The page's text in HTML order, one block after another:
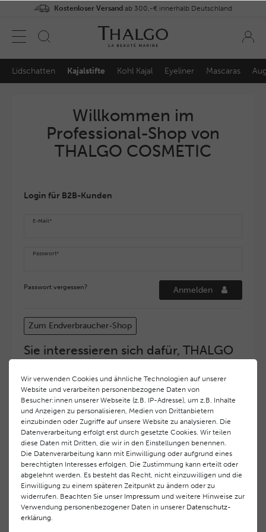
Kostenloser Versand ab 300,-€ innerhalb Deutschland
Lidschatten Eyeliner
Kajalstifte Kohl Kajal Mascaras
Willkommen im
Professional-Shop von
THALGO COSMETIC
Login für B2B-Kunden
E-Mail*
Passwort*
Passwort vergessen? Anmelden
Zum Endverbraucher-Shop
Sie interessieren sich dafür, THALGO
COSMETIC Partner und Depositär zu
werden?
Hohe Servicequalität und ein exzellentes Markenimage
haben bei
THALGO COSMETIC oberste Priorität.
Anspruchsvollen Endverbrauchern möchten wir ein
hohes Qualitätsniveau und gleichzeitig eine
überdurchschnittliche Behandlungs- und Serviceleistung
gewährleisten. Deshalb haben wir ein selektives
Vertriebssystem eingeführt. THALGO COSMETICPartner
werden auf diese Weise wirtschaftlich unterstützt,
während Endverbrauchern eine stets gleichbleibend hohe
Dienstleistungsqualität und ein innovatives Produkt- und
Behandlungsprogramm geboten wird.
Wir verwenden Cookies und ähnliche Technologien auf unserer
Website und verarbeiten personenbezogene Daten von
Besucher:innen unserer Webseite (z.B. IP-Adresse), um z.B. Inhalte
und Anzeigen zu personalisieren, Medien von Drittanbietern
einzubinden oder Zugriffe auf unsere Website zu analysieren. Die
Datenverarbeitung erfolgt erst durch gesetzte Cookies. Wir teilen
diese Daten mit Dritten, die wir in den Einstellungen benennen.
Die Datenverarbeitung kann mit Einwilligung oder aufgrund eines
berechtigten Interesses erfolgen. Die Zustimmung kann erteilt oder
abgelehnt werden. Es besteht das Recht, nicht einzuwilligen und die
Einwilligung zu einem späteren Zeitpunkt zu ändern oder zu
widerrufen. Beachten Sie unser Impressum und weitere Hinweise zur
Verwendung personenbezogener Daten in unserer Daten­schutz­
erklärung